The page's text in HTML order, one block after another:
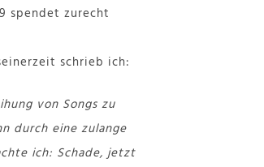
spendet zurecht
schrieb ich:
von Songs zu
durch eine zulange
ich: Schade, jetzt